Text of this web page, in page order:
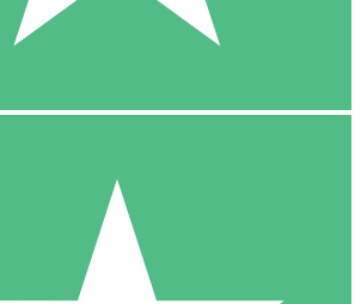
10 Nedladdningar
20 00